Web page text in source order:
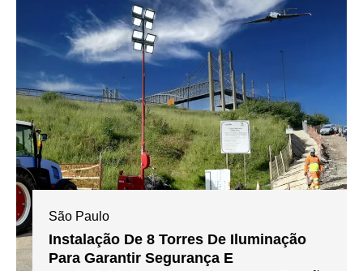
São Paulo
Instalação De 8 Torres De Iluminação
Para Garantir Segurança E